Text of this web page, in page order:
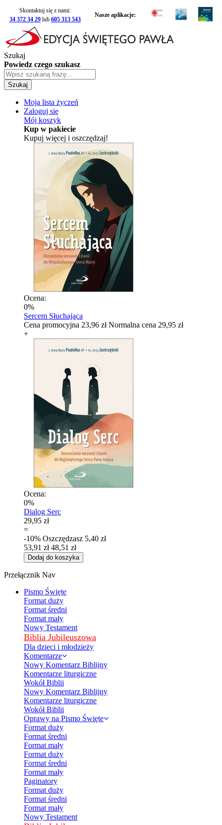
Skontaktuj się z nami:
34 372 34 29 lub 605 313 543
Nasze aplikacje:
Szukaj
Powiedz czego szukasz
Szukaj
Moja lista życzeń
Zaloguj się
Mój koszyk
Kup w pakiecie
Kupuj więcej i oszczędzaj!
Ocena:
0%
Sercem Słuchająca
Cena promocyjna 23,96 zł Normalna cena 29,95 zł
+
Ocena:
0%
Dialog Serc
29,95 zł
=
-10% Oszczędzasz 5,40 zł
53,91 zł 48,51 zł
Dodaj do koszyka
Przełącznik Nav
Pismo Święte
Format duży
Format średni
Format mały
Nowy Testament
Biblia Jubileuszowa
Dla dzieci i młodzieży
Komentarze
Nowy Komentarz Biblijny
Komentarze liturgiczne
Wokół Biblii
Nowy Komentarz Biblijny
Komentarze liturgiczne
Wokół Biblii
Oprawy na Pismo Święte
Format duży
Format średni
Format mały
Format duży
Format średni
Format mały
Paginatory
Format duży
Format średni
Format mały
Nowy Testament